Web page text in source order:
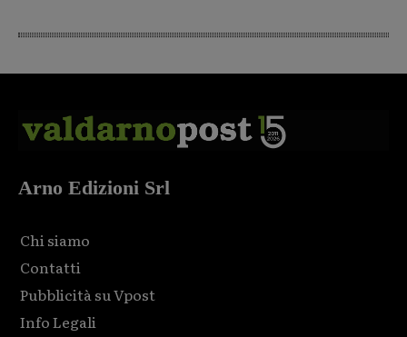
Arno Edizioni Srl
Chi siamo
Contatti
Pubblicità su Vpost
Info Legali